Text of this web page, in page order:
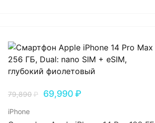
79,890₽ 69,990₽
iPhone